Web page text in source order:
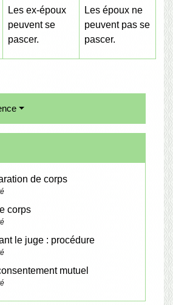
Les ex-époux
peuvent se
pascer.
Les époux ne
peuvent pas se
pascer.
de corps
corps
le juge : procédure
mutuel